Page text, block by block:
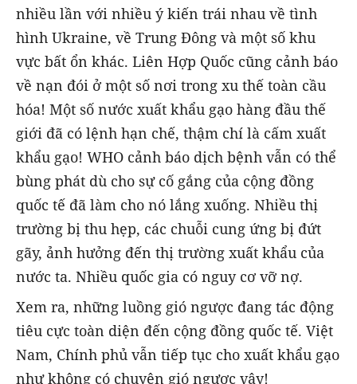
nhiều lần với nhiều ý kiến trái nhau về tình
hình Ukraine, về Trung Đông và một số khu
vực bất ổn khác. Liên Hợp Quốc cũng cảnh báo
về nạn đói ở một số nơi trong xu thế toàn cầu
hóa! Một số nước xuất khẩu gạo hàng đầu thế
giới đã có lệnh hạn chế, thậm chí là cấm xuất
khẩu gạo! WHO cảnh báo dịch bệnh vẫn có thể
bùng phát dù cho sự cố gắng của cộng đồng
quốc tế đã làm cho nó lắng xuống. Nhiều thị
trường bị thu hẹp, các chuỗi cung ứng bị đứt
gãy, ảnh hưởng đến thị trường xuất khẩu của
nước ta. Nhiều quốc gia có nguy cơ vỡ nợ.
Xem ra, những luồng gió ngược đang tác động
tiêu cực toàn diện đến cộng đồng quốc tế. Việt
Nam, Chính phủ vẫn tiếp tục cho xuất khẩu gạo
như không có chuyện gió ngược vậy!